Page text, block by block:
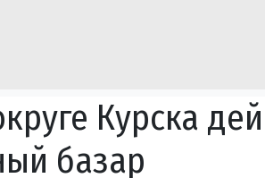
Курска
базар